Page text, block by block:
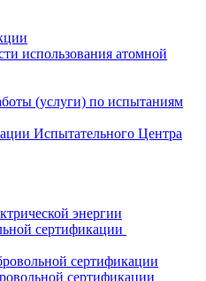
использования атомной
(услуги) по испытаниям
Испытательного Центра
энергии
сертификации
сертификации
сертификации